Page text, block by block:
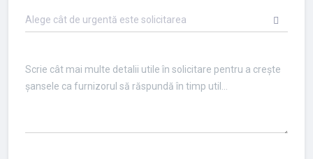
Alege cât de urgentă este solicitarea